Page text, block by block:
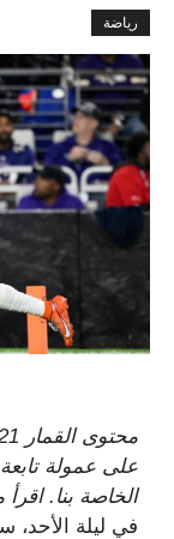
رياضة
على عمولة
الخاصة بنا.
في ليلة